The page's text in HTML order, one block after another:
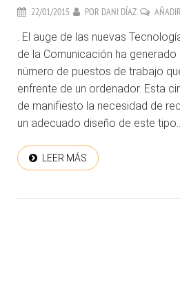
22/01/2015 POR DANI DÍAZ
. El auge de las nuevas
de la Comunicación ha generado
número de puestos de trabajo
enfrente de un ordenador. Esta
de manifiesto la necesidad de
un adecuado diseño de este
LEER MÁS